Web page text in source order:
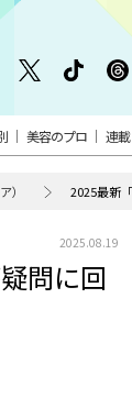
美容のプロ 連載
）
2025.08.19
問に回